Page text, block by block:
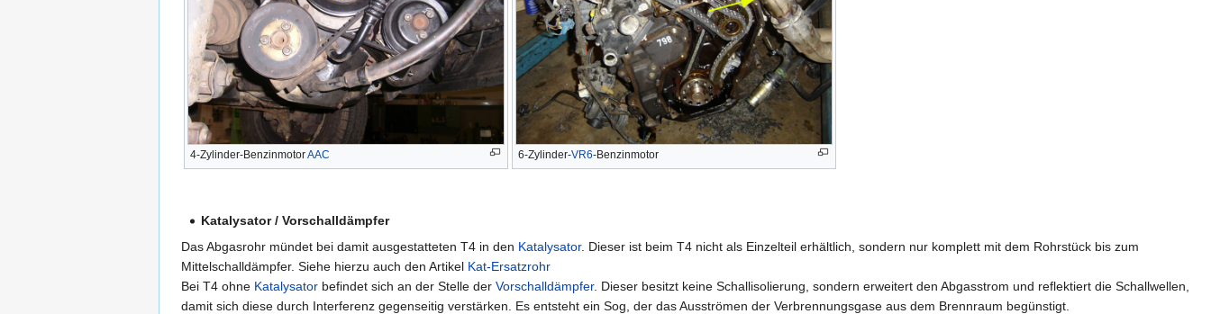
4-Zylinder-BenzinmotorAAC 6-Zylinder-VR6-Benzinmotor
Katalysator / Vorschalldämpfer
Das Abgasrohr mündet bei damit ausgestatteten T4 in den Katalysator. Dieser ist beim T4 nicht als Einzelteil erhältlich, sondern nur komplett mit dem Rohrstück bis zum
Mittelschalldämpfer. Siehe hierzu auch den Artikel Kat-Ersatzrohr
Bei T4 ohne Katalysator befindet sich an der Stelle der Vorschalldämpfer. Dieser besitzt keine Schallisolierung, sondern erweitert den Abgasstrom und reflektiert die Schallwellen,
damit sich diese durch Interferenz gegenseitig verstärken. Es entsteht ein Sog, der das Ausströmen der Verbrennungsgase aus dem Brennraum begünstigt.